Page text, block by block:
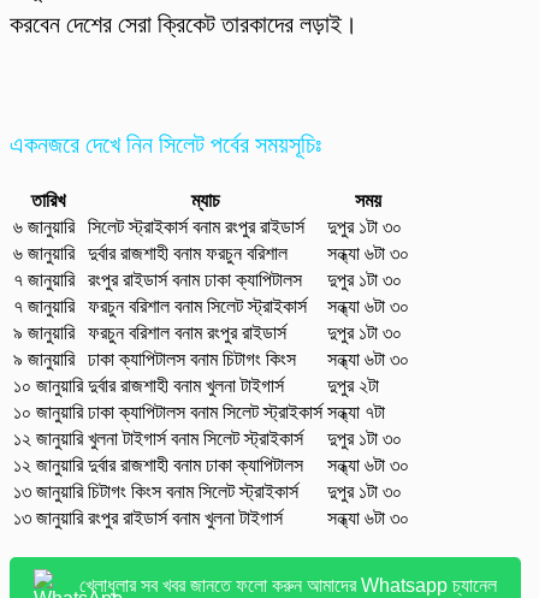
করবেন দেশের সেরা ক্রিকেট তারকাদের লড়াই।
একনজরে দেখে নিন সিলেট পর্বের সময়সূচিঃ
তারিখ ম্যাচ
সময়
৬ জানুয়ারি
সিলেট স্ট্রাইকার্স বনাম রংপুর রাইডার্স
দুপুর ১টা ৩০
৬ জানুয়ারি
দুর্বার রাজশাহী বনাম ফরচুন বরিশাল
সন্ধ্যা ৬টা ৩০
৭ জানুয়ারি
রংপুর রাইডার্স বনাম ঢাকা ক্যাপিটালস
দুপুর ১টা ৩০
৭ জানুয়ারি
ফরচুন বরিশাল বনাম সিলেট স্ট্রাইকার্স
সন্ধ্যা ৬টা ৩০
৯ জানুয়ারি
ফরচুন বরিশাল বনাম রংপুর রাইডার্স
দুপুর ১টা ৩০
৯ জানুয়ারি
ঢাকা ক্যাপিটালস বনাম চিটাগং কিংস
সন্ধ্যা ৬টা ৩০
১০ জানুয়ারি দুর্বার রাজশাহী বনাম খুলনা টাইগার্স
দুপুর ২টা
১০ জানুয়ারি ঢাকা ক্যাপিটালস বনাম সিলেট স্ট্রাইকার্স সন্ধ্যা ৭টা
১২ জানুয়ারি খুলনা টাইগার্স বনাম সিলেট স্ট্রাইকার্স
দুপুর ১টা ৩০
১২ জানুয়ারি দুর্বার রাজশাহী বনাম ঢাকা ক্যাপিটালস
সন্ধ্যা ৬টা ৩০
১৩ জানুয়ারি চিটাগং কিংস বনাম সিলেট স্ট্রাইকার্স
দুপুর ১টা ৩০
১৩ জানুয়ারি রংপুর রাইডার্স বনাম খুলনা টাইগার্স সন্ধ্যা ৬টা ৩০
খেলাধুলার সব খবর জানতে ফলো করুন আমাদের Whatsapp চ্যানেল